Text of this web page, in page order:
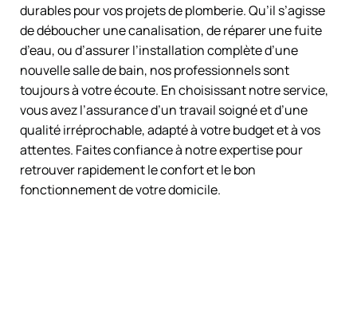
durables pour vos projets de plomberie. Qu’il s’agisse
de déboucher une canalisation, de réparer une fuite
d’eau, ou d’assurer l’installation complète d’une
nouvelle salle de bain, nos professionnels sont
toujours à votre écoute. En choisissant notre service,
vous avez l’assurance d’un travail soigné et d’une
qualité irréprochable, adapté à votre budget et à vos
attentes. Faites confiance à notre expertise pour
retrouver rapidement le confort et le bon
fonctionnement de votre domicile.